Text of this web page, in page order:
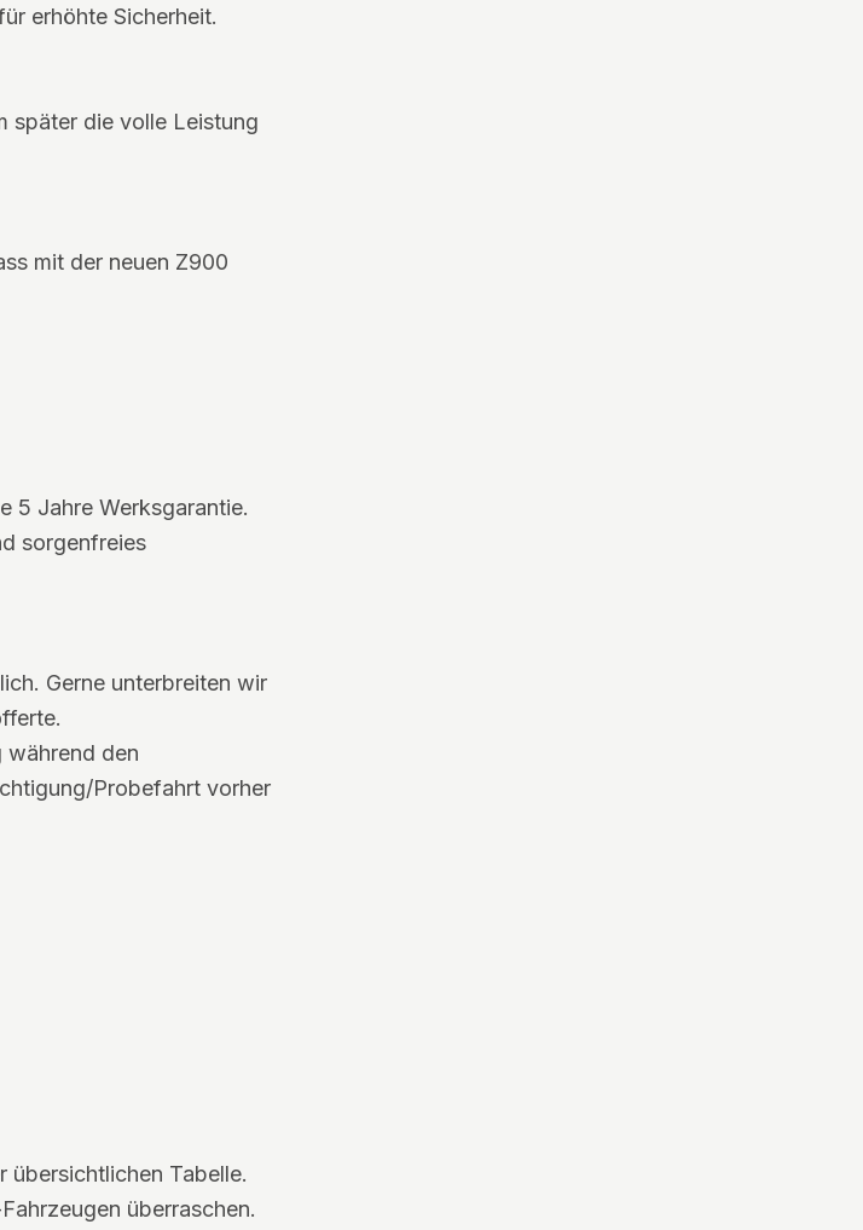
erhöhte Sicherheit.
später die volle Leistung
mit der neuen Z900
5 Jahre Werksgarantie.
sorgenfreies
Gerne unterbreiten wir
während den
Probefahrt vorher
übersichtlichen Tabelle.
überraschen.